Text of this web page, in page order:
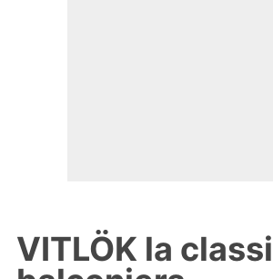
VITLÖK la